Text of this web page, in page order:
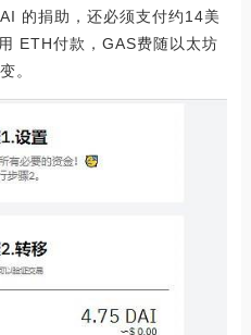
的捐助，还必须支付约14美
ETH付款，GAS费随以太坊
。